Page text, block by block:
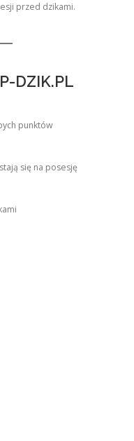
przed dzikami.
DZIK.PL
punktów
się na posesję